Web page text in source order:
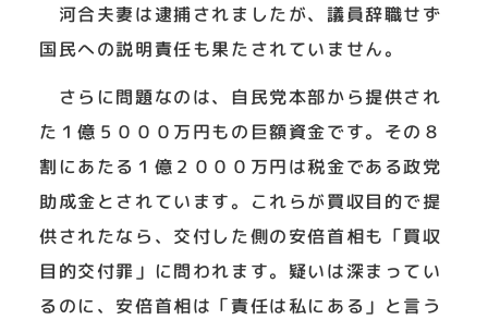
河合夫妻は逮捕されましたが、議員辞職せず
国民への説明責任も果たされていません。
さらに問題なのは、自民党本部から提供され
た１億５０００万円もの巨額資金です。その８
割にあたる１億２０００万円は税金である政党
助成金とされています。これらが買収目的で提
供されたなら、交付した側の安倍首相も「買収
目的交付罪」に問われます。疑いは深まってい
るのに、安倍首相は「責任は私にある」と言う